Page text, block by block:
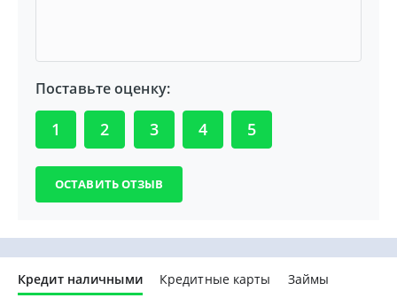
Поставьте оценку:
1 2 3 4 5
Кредит наличными Кредитные карты Займы